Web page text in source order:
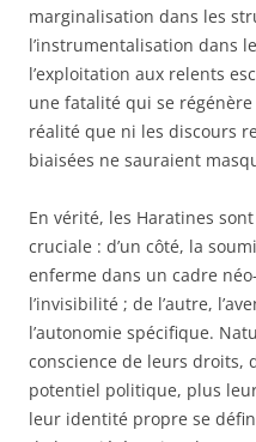
marginalisation dans les
l’instrumentalisation dans
l’exploitation aux relents
une fatalité qui se
réalité que ni les discours
biaisées ne sauraient
En vérité, les Haratines
cruciale : d’un côté, la
enferme dans un cadre
l’invisibilité ; de l’autre,
l’autonomie spécifique.
conscience de leurs droits,
potentiel politique, plus
leur identité propre se